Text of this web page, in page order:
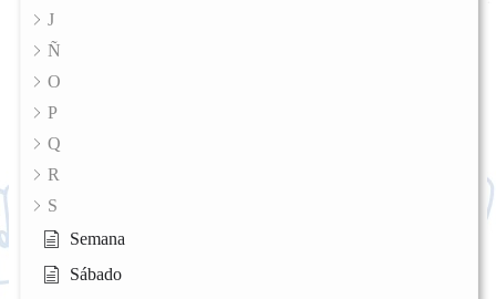
J
Ñ
O
P
Q
R
S
Semana
Sábado